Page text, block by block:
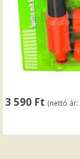
3 590 Ft (nettó ár: